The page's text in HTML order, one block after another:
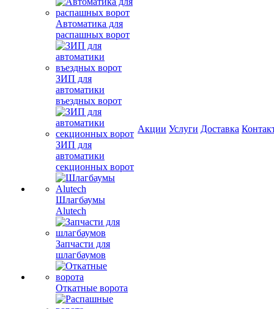
Автоматика для
распашных ворот
ЗИП для
автоматики
въездных ворот
ЗИП для
автоматики
секционных ворот
Шлагбаумы
Alutech
Запчасти для
шлагбаумов
Откатные ворота
Акции Услуги Доставка